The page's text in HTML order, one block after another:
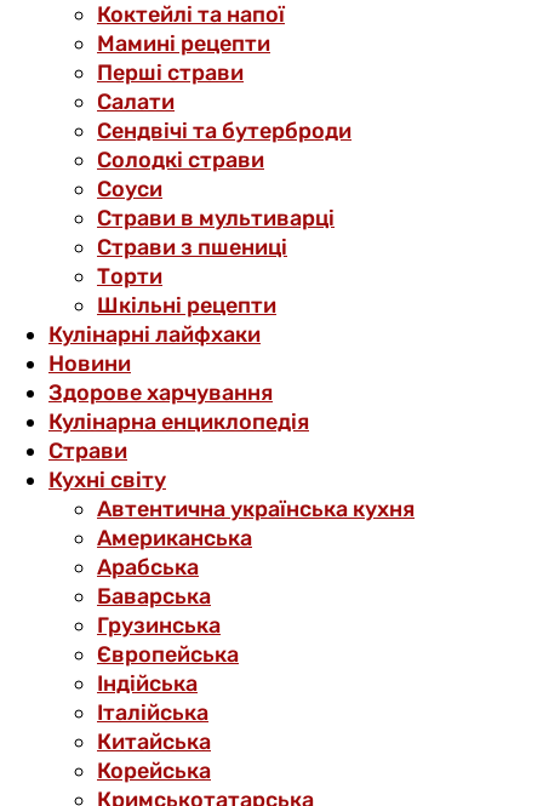
Коктейлі та напої
Мамині рецепти
Перші страви
Салати
Сендвічі та бутерброди
Солодкі страви
Соуси
Страви в мультиварці
Страви з пшениці
Торти
Шкільні рецепти
Кулінарні лайфхаки
Новини
Здорове харчування
Кулінарна енциклопедія
Страви
Кухні світу
Автентична українська кухня
Американська
Арабська
Баварська
Грузинська
Європейська
Індійська
Італійська
Китайська
Корейська
Кримськотатарська